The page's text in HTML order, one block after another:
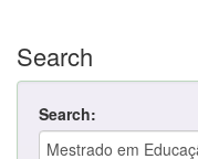
Search
Search: